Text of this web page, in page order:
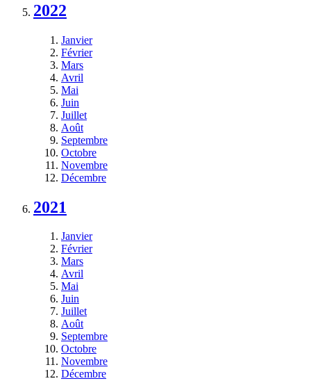
2022
Janvier
Février
Mars
Avril
Mai
Juin
Juillet
Août
Septembre
Octobre
Novembre
Décembre
2021
Janvier
Février
Mars
Avril
Mai
Juin
Juillet
Août
Septembre
Octobre
Novembre
Décembre